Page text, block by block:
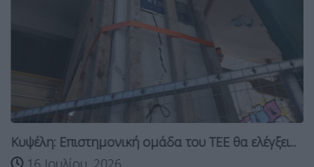
Κυψέλη: Επιστημονική ομάδα του ΤΕΕ θα ελέγξει...
16 Ιουλίου, 2026